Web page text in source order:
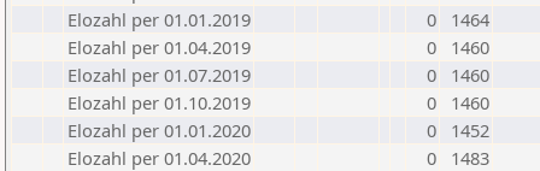
Elozahl per 01.01.2019
0
1464
Elozahl per 01.04.2019
0
1460
Elozahl per 01.07.2019
0
1460
Elozahl per 01.10.2019
0
1460
Elozahl per 01.01.2020
0
1452
Elozahl per 01.04.2020
0
1483